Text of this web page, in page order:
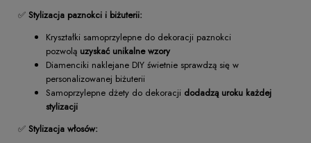
✅ Stylizacja paznokci i biżuterii:
Kryształki samoprzylepne do dekoracji paznokci
pozwolą uzyskać unikalne wzory
Diamenciki naklejane DIY świetnie sprawdzą się w
personalizowanej biżuterii
Samoprzylepne dżety do dekoracji dodadzą uroku każdej
stylizacji
✅ Stylizacja włosów: